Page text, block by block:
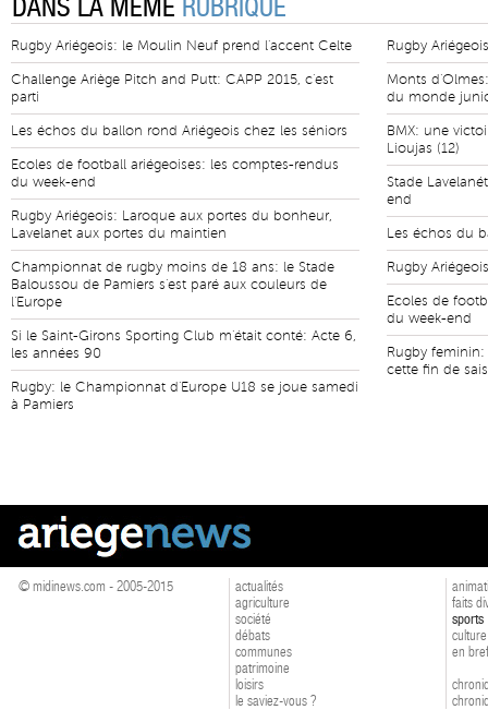
DANS LA MÊME RUBRIQUE
Rugby Ariégeois: le Moulin Neuf prend l'accent Celte
Challenge Ariège Pitch and Putt: CAPP 2015, c'est
parti
Les échos du ballon rond Ariégeois chez les séniors
Ecoles de football ariégeoises: les comptes-rendus
du week-end
Rugby Ariégeois: Laroque aux portes du bonheur,
Lavelanet aux portes du maintien
Championnat de rugby moins de 18 ans: le Stade
Baloussou de Pamiers s'est paré aux couleurs de
l'Europe
Si le Saint-Girons Sporting Club m'était conté: Acte 6,
les années 90
Rugby: le Championnat d'Europe U18 se joue samedi
à Pamiers
Rugby
Monts
du monde
BMX: une
Lioujas (12)
Stade
end
Les échos du
Rugby
Ecoles de
du week-end
Rugby
cette fin de
© midinews.com - 2005-2015
actualités
agriculture
société
débats
communes
patrimoine
loisirs
le saviez-vous ?
faits
sports
culture
en bref